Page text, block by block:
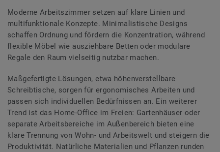
Moderne Arbeitszimmer setzen auf klare Linien und
multifunktionale Konzepte. Minimalistische Designs
schaffen Ordnung und fördern die Konzentration, während
flexible Möbel wie ausziehbare Betten oder modulare
Regale den Raum vielseitig nutzbar machen.
Maßgefertigte Lösungen, etwa höhenverstellbare
Schreibtische, sorgen für ergonomisches Arbeiten und
passen sich individuellen Bedürfnissen an. Ein weiterer
Trend ist das Home-Office im Freien: Gartenhäuser oder
separate Arbeitsbereiche im Außenbereich bieten eine
klare Trennung von Wohn- und Arbeitswelt und steigern die
Produktivität. Natürliche Materialien und Pflanzen runden